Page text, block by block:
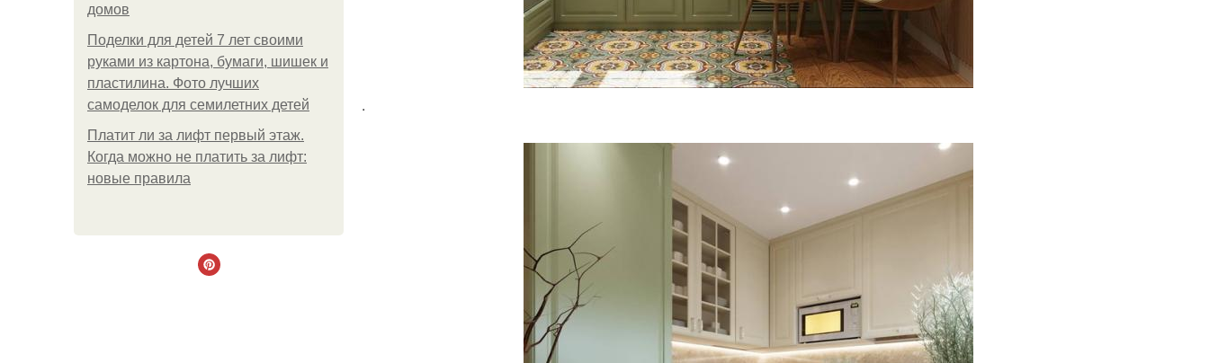
домов
Поделки для детей 7 лет своими
руками из картона, бумаги, шишек и
пластилина. Фото лучших
самоделок для семилетних детей
Платит ли за лифт первый этаж.
Когда можно не платить за лифт:
новые правила
.